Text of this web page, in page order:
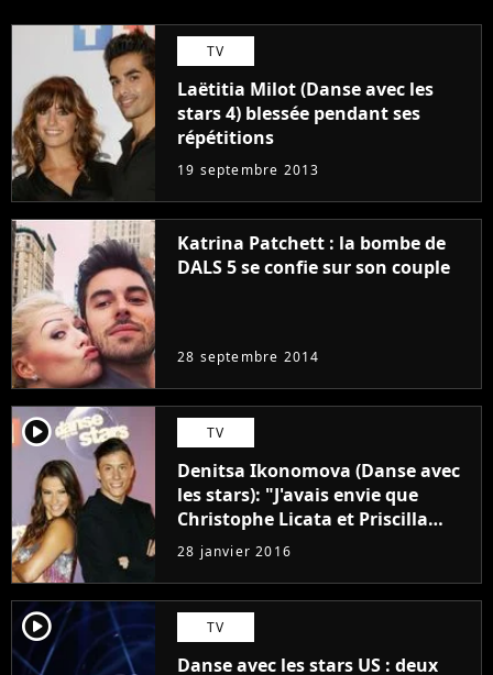
TV
Laëtitia Milot (Danse avec les
stars 4) blessée pendant ses
répétitions
19 septembre 2013
Katrina Patchett : la bombe de
DALS 5 se confie sur son couple
28 septembre 2014
player2 TV
Denitsa Ikonomova (Danse avec
les stars): "J'avais envie que
Christophe Licata et Priscilla
gagnent"
28 janvier 2016
player2 TV
Danse avec les stars US : deux